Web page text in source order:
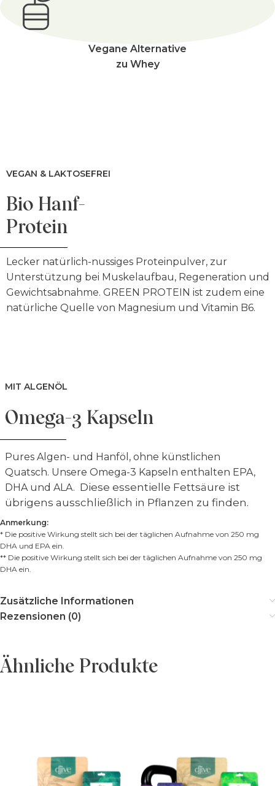
Vegane Alternative
zu Whey
VEGAN & LAKTOSEFREI
Bio Hanf-
Protein
Lecker natürlich-nussiges Proteinpulver, zur
Unterstützung bei Muskelaufbau, Regeneration und
Gewichtsabnahme. GREEN PROTEIN ist zudem eine
natürliche Quelle von Magnesium und Vitamin B6.
MIT ALGENÖL
Omega-3 Kapseln
Pures Algen- und Hanföl, ohne künstlichen
Quatsch. Unsere Omega-3 Kapseln enthalten EPA,
DHA und ALA. Diese essentielle Fettsäure ist
übrigens ausschließlich in Pflanzen zu finden.
Anmerkung:
* Die positive Wirkung stellt sich bei der täglichen Aufnahme von 250 mg
DHA und EPA ein.
** Die positive Wirkung stellt sich bei der täglichen Aufnahme von 250 mg
DHA ein.
Zusätzliche Informationen
Rezensionen (0)
Ähnliche Produkte